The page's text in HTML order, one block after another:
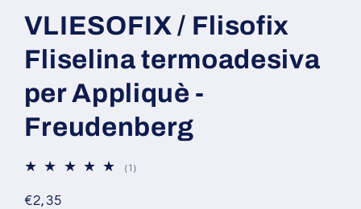
modale
VLIESOFIX / Flisofix
Fliselina termoadesiva
per Appliquè -
Freudenberg
(1)1
Prezzo
€2,35